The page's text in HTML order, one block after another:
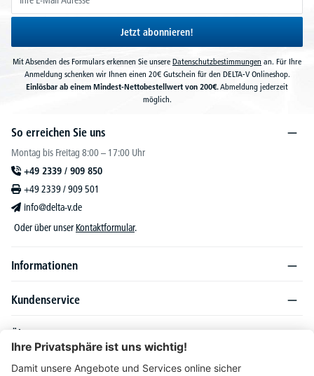
Jetzt abonnieren!
Mit Absenden des Formulars erkennen Sie unsere Datenschutzbestimmungen an. Für Ihre
Anmeldung schenken wir Ihnen einen 20€ Gutschein für den DELTA-V Onlineshop.
Einlösbar ab einem Mindest-Nettobestellwert von 200€.Abmeldung jederzeit
möglich.
So erreichen Sie uns
Montag bis Freitag 8:00 – 17:00 Uhr
+49 2339 / 909 850
+49 2339 / 909 501
info@delta-v.de
Oder über unser Kontaktformular.
Informationen
Kundenservice
Über DELTA-V
Produktsortiment